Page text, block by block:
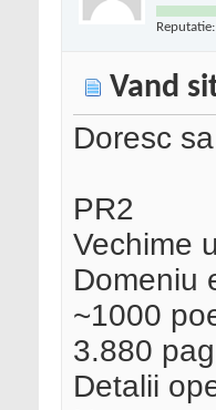
Reputatie:
Vand
Doresc
PR2
Vechime
Domeniu
~1000
3.880
Detalii